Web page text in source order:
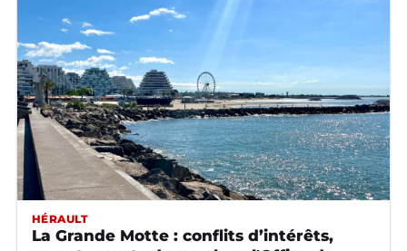
HÉRAULT
La Grande Motte : conflits d’intérêts,